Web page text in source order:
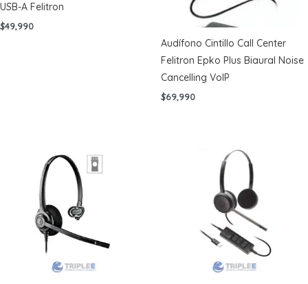
USB-A Felitron
$49,990
Audífono Cintillo Call Center
Felitron Epko Plus Biaural Noise
Cancelling VoIP
$69,990